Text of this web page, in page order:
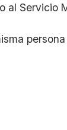
al Servicio